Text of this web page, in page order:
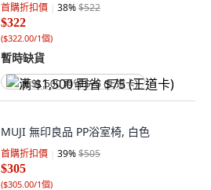
首購折扣價 38%$522
$322
($322.00/1個)
暫時缺貨
满 $1,500 再省 $75 (王道卡)
MUJI 無印良品 PP浴室椅, 白色
首購折扣價 39%$505
$305
($305.00/1個)